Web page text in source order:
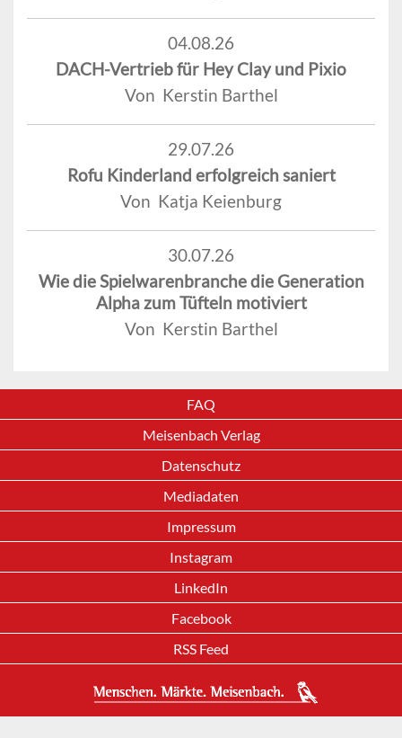
04.08.26
DACH-Vertrieb für Hey Clay und Pixio
Von Kerstin Barthel
29.07.26
Rofu Kinderland erfolgreich saniert
Von Katja Keienburg
30.07.26
Wie die Spielwarenbranche die Generation
Alpha zum Tüfteln motiviert
Von Kerstin Barthel
FAQ
Meisenbach Verlag
Datenschutz
Mediadaten
Impressum
Instagram
LinkedIn
Facebook
RSS Feed